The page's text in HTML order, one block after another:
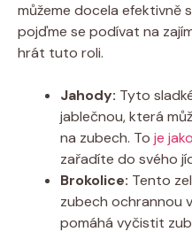
můžeme docela efektivně
pojďme se podívat na
hrát tuto roli.
Jahody: Tyto
jablečnou, která
na zubech. To je
zařadíte do svého
Brokolice: Tento
zubech ochrannou
pomáhá vyčistit